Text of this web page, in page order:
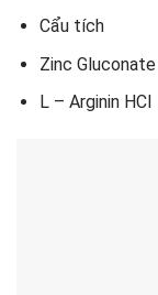
Cẩu tích
Zinc Gluconate
L – Arginin HCl